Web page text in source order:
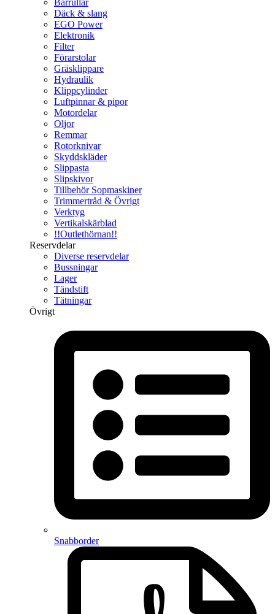
Bärrullar
Däck & slang
EGO Power
Elektronik
Filter
Förarstolar
Gräsklippare
Hydraulik
Klippcylinder
Luftpinnar & pipor
Motordelar
Oljor
Remmar
Rotorknivar
Skyddskläder
Slippasta
Slipskivor
Tillbehör Sopmaskiner
Trimmertråd & Övrigt
Verktyg
Vertikalskärblad
!!Outlethörnan!!
Reservdelar
Diverse reservdelar
Bussningar
Lager
Tändstift
Tätningar
Övrigt
Snabborder